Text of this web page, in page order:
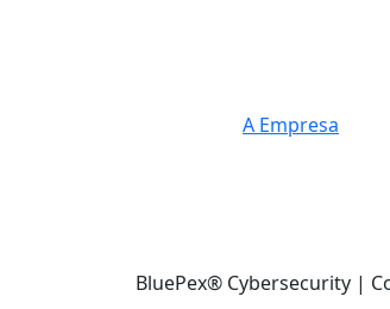
A Empresa
BluePex® Cybersecurity |